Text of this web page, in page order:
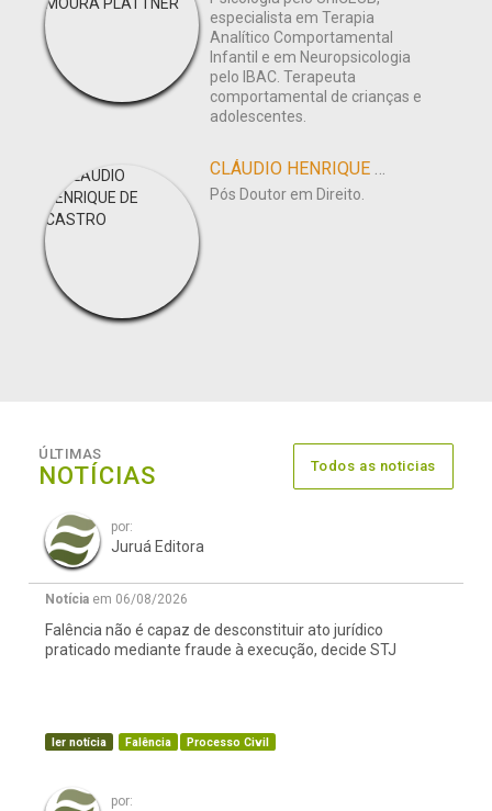
especialista em Terapia
Analítico Comportamental
Infantil e em Neuropsicologia
pelo IBAC. Terapeuta
comportamental de crianças e
adolescentes.
CLÁUDIO HENRIQUE DE CASTRO
Pós Doutor em Direito.
ÚLTIMAS
NOTÍCIAS Todos as noticias
por:
Juruá Editora
Notícia em 06/08/2026
Falência não é capaz de desconstituir ato jurídico
praticado mediante fraude à execução, decide STJ
ler notícia Falência Processo Civil
por: